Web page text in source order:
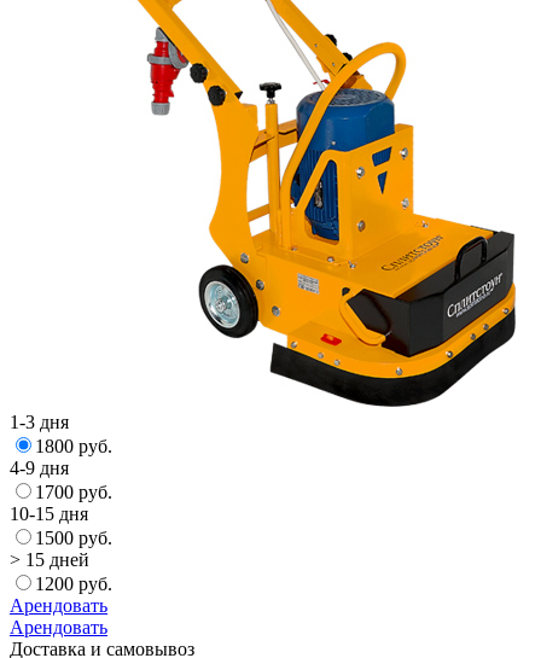
1-3 дня
1800 руб.
4-9 дня
1700 руб.
10-15 дня
1500 руб.
> 15 дней
1200 руб.
Арендовать
Арендовать
Доставка и самовывоз